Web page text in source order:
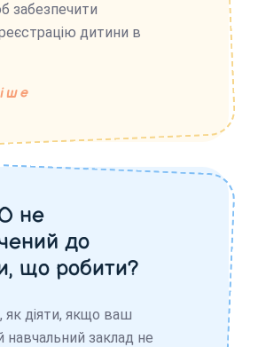
забезпечити
дитини в
не
до
що робити?
як діяти, якщо ваш
навчальний заклад не